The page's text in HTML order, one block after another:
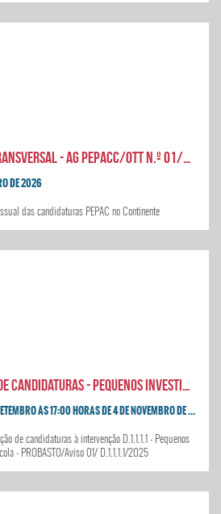
ORIENTAÇÃO TÉCNICA TRANSVERSAL - AG PEPACC/OTT N.º 01/2026
DE 2026
das candidaturas PEPAC no Continente
Anúncio de abertura de candidaturas - Pequenos Investimentos na exploração agrícola
ÀS 17:00 HORAS DE 4 DE NOVEMBRO DE 2025
de candidaturas à intervenção D.1.1.1.1 - Pequenos
- PROBASTO/Aviso 01/ D.1.1.1.1/2025